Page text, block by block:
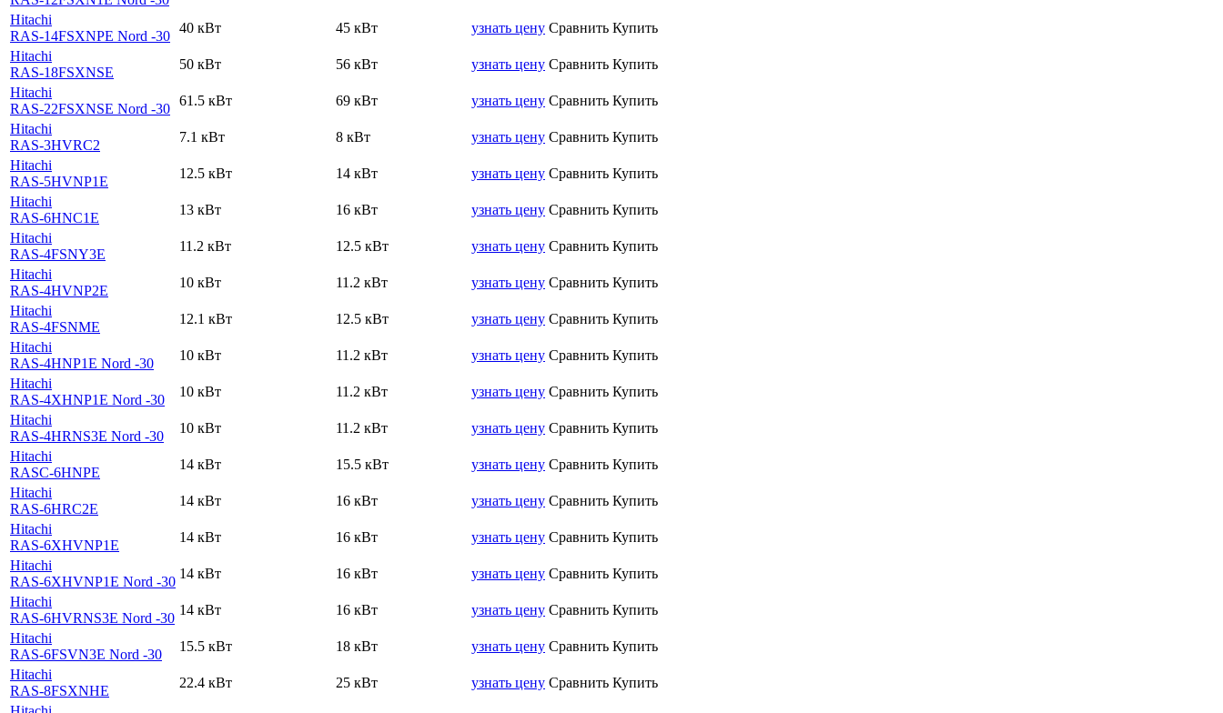
Hitachi
RAS-14FSXNPE Nord -30
40 кВт 45 кВт узнать цену Сравнить Купить
Hitachi
RAS-18FSXNSE
50 кВт 56 кВт узнать цену Сравнить Купить
Hitachi
RAS-22FSXNSE Nord -30
61.5 кВт 69 кВт узнать цену Сравнить Купить
Hitachi
RAS-3HVRC2
7.1 кВт 8 кВт узнать цену Сравнить Купить
Hitachi
RAS-5HVNP1E
12.5 кВт 14 кВт узнать цену Сравнить Купить
Hitachi
RAS-6HNC1E
13 кВт 16 кВт узнать цену Сравнить Купить
Hitachi
RAS-4FSNY3E
11.2 кВт 12.5 кВт узнать цену Сравнить Купить
Hitachi
RAS-4HVNP2E
10 кВт 11.2 кВт узнать цену Сравнить Купить
Hitachi
RAS-4FSNME
12.1 кВт 12.5 кВт узнать цену Сравнить Купить
Hitachi
RAS-4HNP1E Nord -30
10 кВт 11.2 кВт узнать цену Сравнить Купить
Hitachi
RAS-4XHNP1E Nord -30
10 кВт 11.2 кВт узнать цену Сравнить Купить
Hitachi
RAS-4HRNS3E Nord -30
10 кВт 11.2 кВт узнать цену Сравнить Купить
Hitachi
RASC-6HNPE
14 кВт 15.5 кВт узнать цену Сравнить Купить
Hitachi
RAS-6HRC2E
14 кВт 16 кВт узнать цену Сравнить Купить
Hitachi
RAS-6XHVNP1E
14 кВт 16 кВт узнать цену Сравнить Купить
Hitachi
RAS-6XHVNP1E Nord -30
14 кВт 16 кВт узнать цену Сравнить Купить
Hitachi
RAS-6HVRNS3E Nord -30
14 кВт 16 кВт узнать цену Сравнить Купить
Hitachi
RAS-6FSVN3E Nord -30
15.5 кВт 18 кВт узнать цену Сравнить Купить
Hitachi
RAS-8FSXNHE
22.4 кВт 25 кВт узнать цену Сравнить Купить